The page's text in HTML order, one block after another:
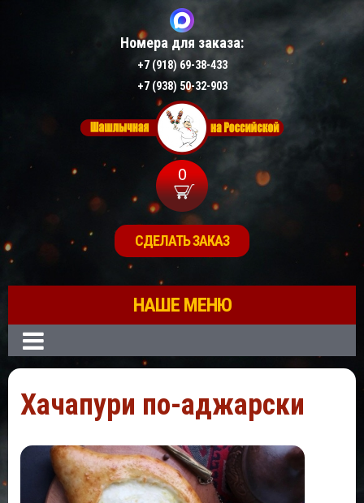
Номера для заказа:
+7 (918) 69-38-433
+7 (938) 50-32-903
0
СДЕЛАТЬ ЗАКАЗ
НАШЕ МЕНЮ
Хачапури по-аджарски